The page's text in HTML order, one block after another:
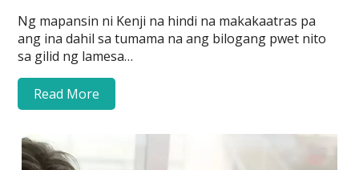
Ng mapansin ni Kenji na hindi na makakaatras pa
ang ina dahil sa tumama na ang bilogang pwet nito
sa gilid ng lamesa…
Read More